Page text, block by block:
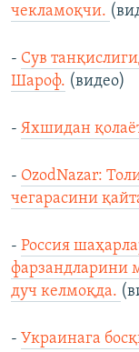
чекламоқчи.
- Сув
Шароф. (видео)
- Яхшидан
- OzodNazar:
чегарасини
- Россия
фарзандларини
дуч келмоқда.
- Украинага